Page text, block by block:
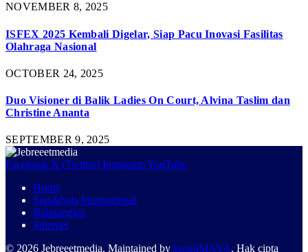
NOVEMBER 8, 2025
ISFEX 2025 Kembali Digelar, Siap Pacu Inovasi Fasilitas
Olahraga Nasional
OCTOBER 24, 2025
Duo Visioner di Balik Ladies On Court, Alvina Taslim dan
Christine Ananta
SEPTEMBER 9, 2025
Facebook X (Twitter) InstagramYouTube
Home
Sepakbola Internasional
Bulutangkis
Jebreeet
© 2026 Jebreeetmedia. Maintained by kreasiMAYA. Hak cipta